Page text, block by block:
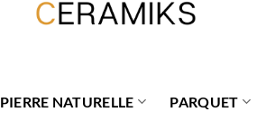
PIERRE NATURELLE PARQUET